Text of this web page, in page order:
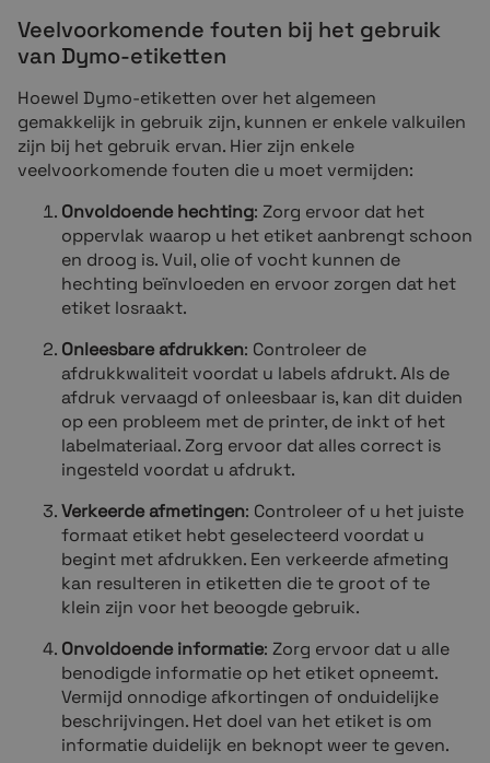
Veelvoorkomende fouten bij het gebruik
van Dymo-etiketten
Hoewel Dymo-etiketten over het algemeen
gemakkelijk in gebruik zijn, kunnen er enkele valkuilen
zijn bij het gebruik ervan. Hier zijn enkele
veelvoorkomende fouten die u moet vermijden:
Onvoldoende hechting: Zorg ervoor dat het
oppervlak waarop u het etiket aanbrengt schoon
en droog is. Vuil, olie of vocht kunnen de
hechting beïnvloeden en ervoor zorgen dat het
etiket losraakt.
Onleesbare afdrukken: Controleer de
afdrukkwaliteit voordat u labels afdrukt. Als de
afdruk vervaagd of onleesbaar is, kan dit duiden
op een probleem met de printer, de inkt of het
labelmateriaal. Zorg ervoor dat alles correct is
ingesteld voordat u afdrukt.
Verkeerde afmetingen: Controleer of u het juiste
formaat etiket hebt geselecteerd voordat u
begint met afdrukken. Een verkeerde afmeting
kan resulteren in etiketten die te groot of te
klein zijn voor het beoogde gebruik.
Onvoldoende informatie: Zorg ervoor dat u alle
benodigde informatie op het etiket opneemt.
Vermijd onnodige afkortingen of onduidelijke
beschrijvingen. Het doel van het etiket is om
informatie duidelijk en beknopt weer te geven.